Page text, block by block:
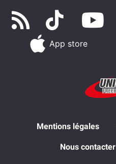
App store
Mentions légales
Nous contacter